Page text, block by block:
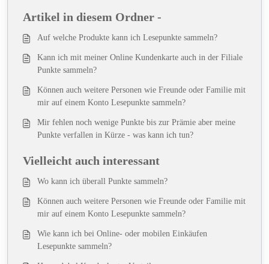
Artikel in diesem Ordner -
Auf welche Produkte kann ich Lesepunkte sammeln?
Kann ich mit meiner Online Kundenkarte auch in der Filiale
Punkte sammeln?
Können auch weitere Personen wie Freunde oder Familie mit
mir auf einem Konto Lesepunkte sammeln?
Mir fehlen noch wenige Punkte bis zur Prämie aber meine
Punkte verfallen in Kürze - was kann ich tun?
Vielleicht auch interessant
Wo kann ich überall Punkte sammeln?
Können auch weitere Personen wie Freunde oder Familie mit
mir auf einem Konto Lesepunkte sammeln?
Wie kann ich bei Online- oder mobilen Einkäufen
Lesepunkte sammeln?